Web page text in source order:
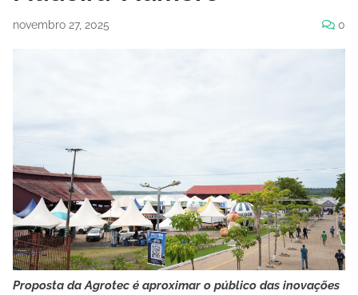
novembro 27, 2025 0
Proposta da Agrotec é aproximar o público das inovações